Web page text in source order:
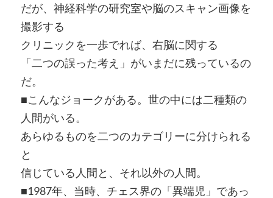
だが、神経科学の研究室や脳のスキャン画像を
撮影する
クリニックを一歩でれば、右脳に関する
「二つの誤った考え」がいまだに残っているの
だ。
■こんなジョークがある。世の中には二種類の
人間がいる。
あらゆるものを二つのカテゴリーに分けられる
と
信じている人間と、それ以外の人間。
■1987年、当時、チェス界の「異端児」であっ